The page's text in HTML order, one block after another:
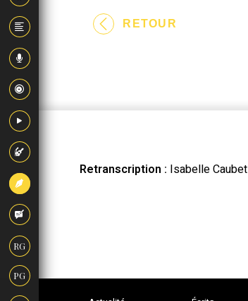
RG
PG
RETOUR
Retranscription : Isabelle Caubet